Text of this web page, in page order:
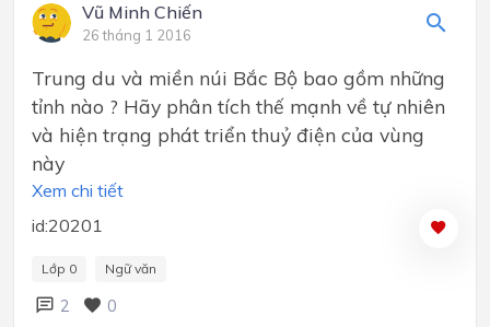
Vũ Minh Chiến
26 tháng 1 2016
Trung du và miền núi Bắc Bộ bao gồm những
tỉnh nào ? Hãy phân tích thế mạnh về tự nhiên
và hiện trạng phát triển thuỷ điện của vùng
này
Xem chi tiết
id:20201
Lớp 0 Ngữ văn
2 0